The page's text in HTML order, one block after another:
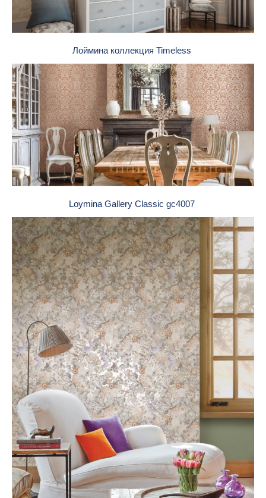
Лоймина коллекция Timeless
Loymina Gallery Classic gc4007